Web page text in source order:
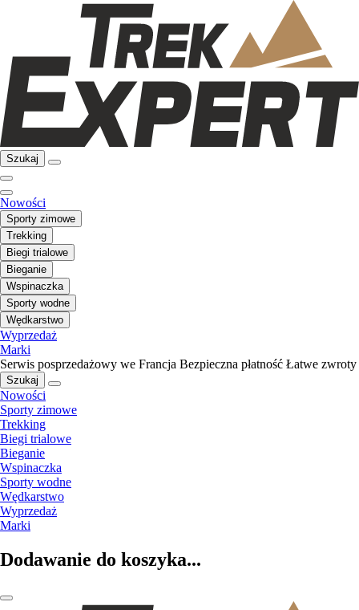
Szukaj
Nowości
Sporty zimowe
Trekking
Biegi trialowe
Bieganie
Wspinaczka
Sporty wodne
Wędkarstwo
Wyprzedaż
Marki
Serwis posprzedażowy we Francja Bezpieczna płatność Łatwe zwroty
Szukaj
Nowości
Sporty zimowe
Trekking
Biegi trialowe
Bieganie
Wspinaczka
Sporty wodne
Wędkarstwo
Wyprzedaż
Marki
Dodawanie do koszyka...